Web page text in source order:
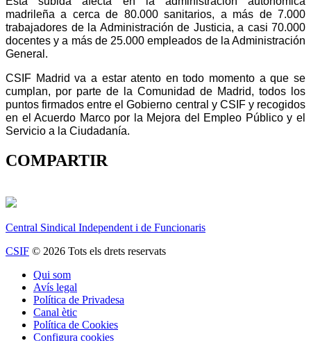
madrileña a cerca de 80.000 sanitarios, a más de 7.000
trabajadores de la Administración de Justicia, a casi 70.000
docentes y a más de 25.000 empleados de la Administración
General.
CSIF Madrid va a estar atento en todo momento a que se
cumplan, por parte de la Comunidad de Madrid, todos los
puntos firmados entre el Gobierno central y CSIF y recogidos
en el Acuerdo Marco por la Mejora del Empleo Público y el
Servicio a la Ciudadanía.
COMPARTIR
Central Sindical Independent i de Funcionaris
CSIF © 2026 Tots els drets reservats
Qui som
Avís legal
Política de Privadesa
Canal ètic
Política de Cookies
Configura cookies